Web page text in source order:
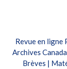
Revue en
Archives
Brèves |